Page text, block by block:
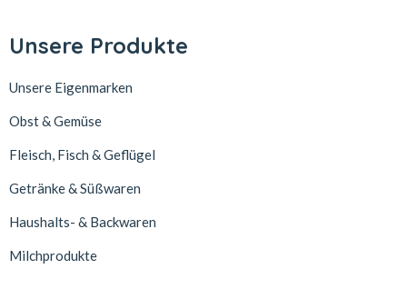
Unsere Produkte
Unsere Eigenmarken
Obst & Gemüse
Fleisch, Fisch & Geflügel
Getränke & Süßwaren
Haushalts- & Backwaren
Milchprodukte